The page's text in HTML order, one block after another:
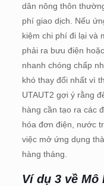
dân nông thôn
phí giao dịch. Nếu
kiệm chi phí đi lại và
phải ra bưu điện
nhanh chóng chấp
khó thay đổi nhất vì
UTAUT2 gợi ý rằng
hàng cần tạo ra các
hóa đơn điện, nước
việc mở ứng dụng
hàng tháng.
Ví dụ 3 về Mô